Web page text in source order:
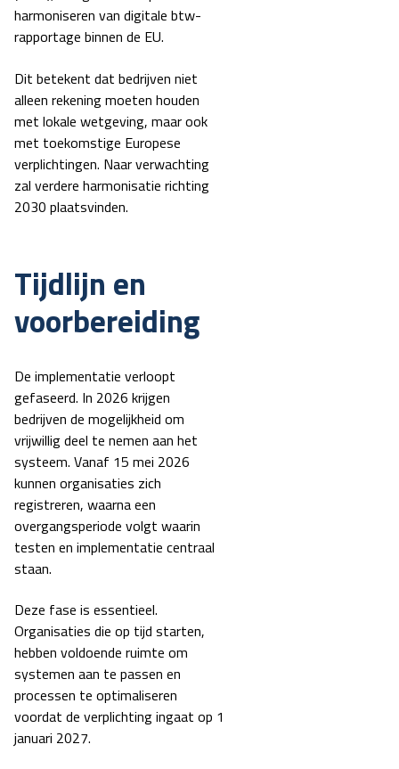
harmoniseren van digitale btw-
rapportage binnen de EU.
Dit betekent dat bedrijven niet
alleen rekening moeten houden
met lokale wetgeving, maar ook
met toekomstige Europese
verplichtingen. Naar verwachting
zal verdere harmonisatie richting
2030 plaatsvinden.
Tijdlijn en
voorbereiding
De implementatie verloopt
gefaseerd. In 2026 krijgen
bedrijven de mogelijkheid om
vrijwillig deel te nemen aan het
systeem. Vanaf 15 mei 2026
kunnen organisaties zich
registreren, waarna een
overgangsperiode volgt waarin
testen en implementatie centraal
staan.
Deze fase is essentieel.
Organisaties die op tijd starten,
hebben voldoende ruimte om
systemen aan te passen en
processen te optimaliseren
voordat de verplichting ingaat op 1
januari 2027.